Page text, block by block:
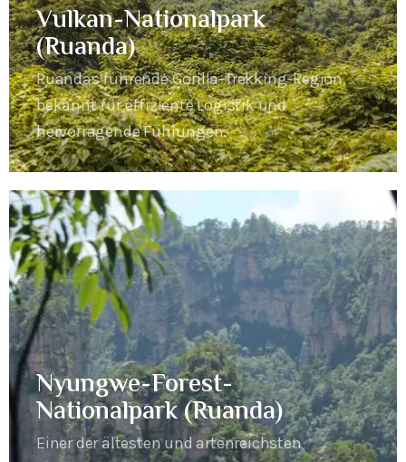
Vulkan-Nationalpark
(Ruanda)
Ruandas führende Gorilla-Trekking-Region,
bekannt für effiziente Logistik und
hervorragende Führungen.
Nyungwe-Forest-
Nationalpark (Ruanda)
Einer der ältesten und artenreichsten